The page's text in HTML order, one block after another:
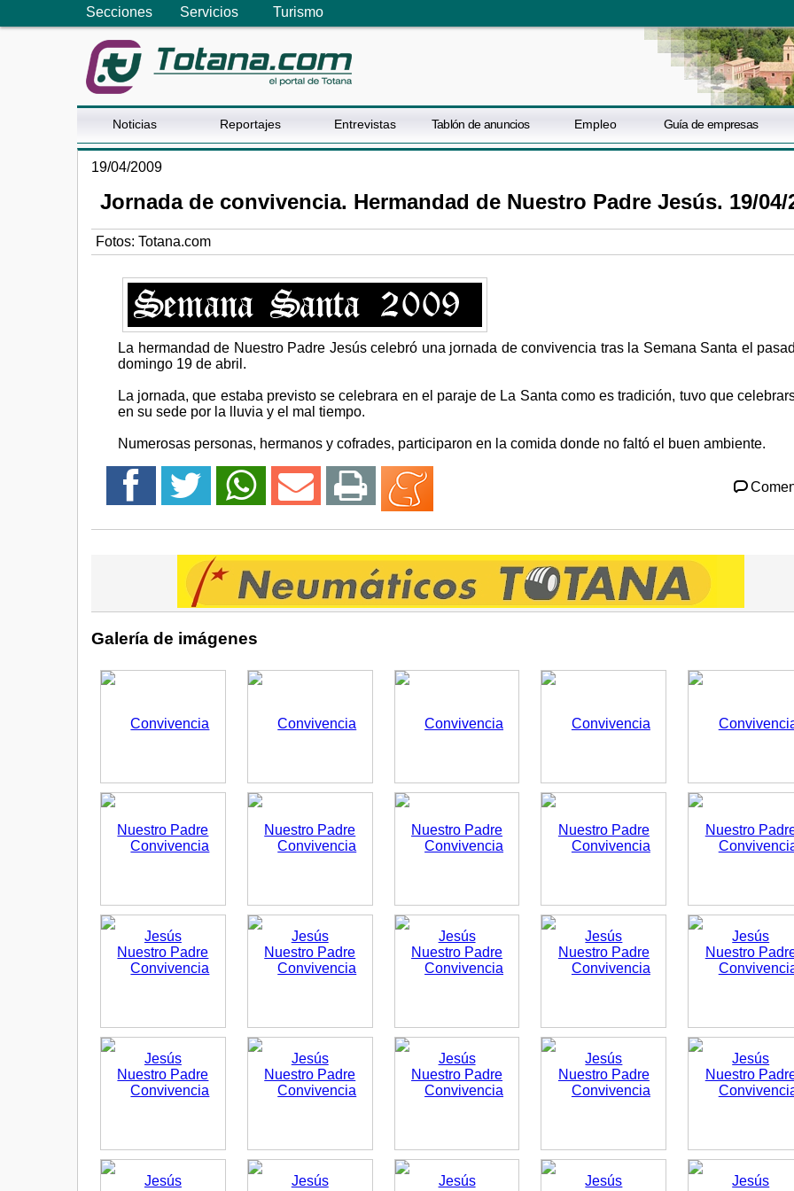
Secciones Servicios Turismo
Noticias Reportajes Entrevistas Tablón de anuncios Empleo Guía de empresas
19/04/2009
Jornada de convivencia. Hermandad de Nuestro Padre Jesús. 19/04/
Fotos: Totana.com
La hermandad de Nuestro Padre Jesús celebró una jornada de convivencia tras la Semana Santa el
domingo 19 de abril.
La jornada, que estaba previsto se celebrara en el paraje de La Santa como es tradición, tuvo que
en su sede por la lluvia y el mal tiempo.
Numerosas personas, hermanos y cofrades, participaron en la comida donde no faltó el buen ambiente.
Galería de imágenes